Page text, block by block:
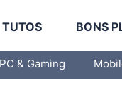
TUTOS BONS
PC & Gaming